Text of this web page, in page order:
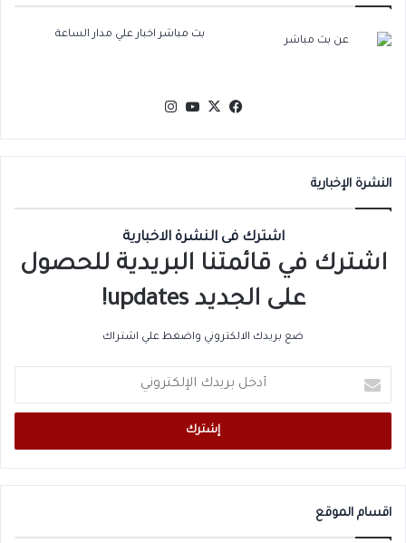
بث مباشر اخبار علي مدار الساعة
فيسبوك
‫X
‫YouTube
النشرة الإخبارية
اشترك فى النشرة الاخبارية
اشترك في قائمتنا البريدية للحصول
على الجديد updates!
ضع بريدك الالكتروني واضغط علي اشتراك
بريدك
الإلكتروني
اقسام الموقع